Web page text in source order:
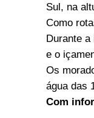
Sul, na
Como
Durante
e o
Os
água das
Com